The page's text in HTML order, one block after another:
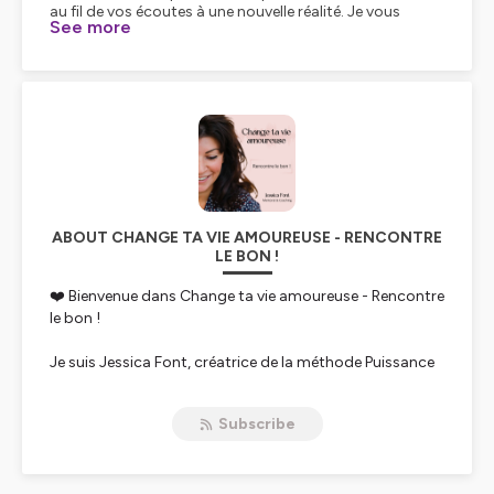
See more
ABOUT CHANGE TA VIE AMOUREUSE - RENCONTRE
LE BON !
❤️ Bienvenue dans Change ta vie amoureuse - Rencontre
le bon !
Je suis Jessica Font, créatrice de la méthode Puissance
Subscribe